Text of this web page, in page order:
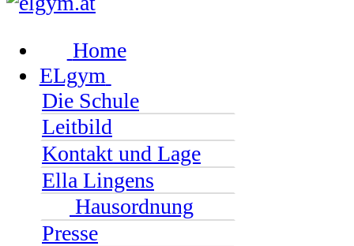
Home
ELgym
Die Schule
Leitbild
Kontakt und Lage
Ella Lingens
Hausordnung
Presse